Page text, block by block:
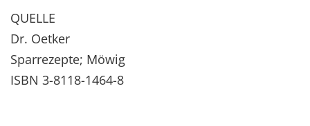
QUELLE
Dr. Oetker
Sparrezepte; Möwig
ISBN 3-8118-1464-8